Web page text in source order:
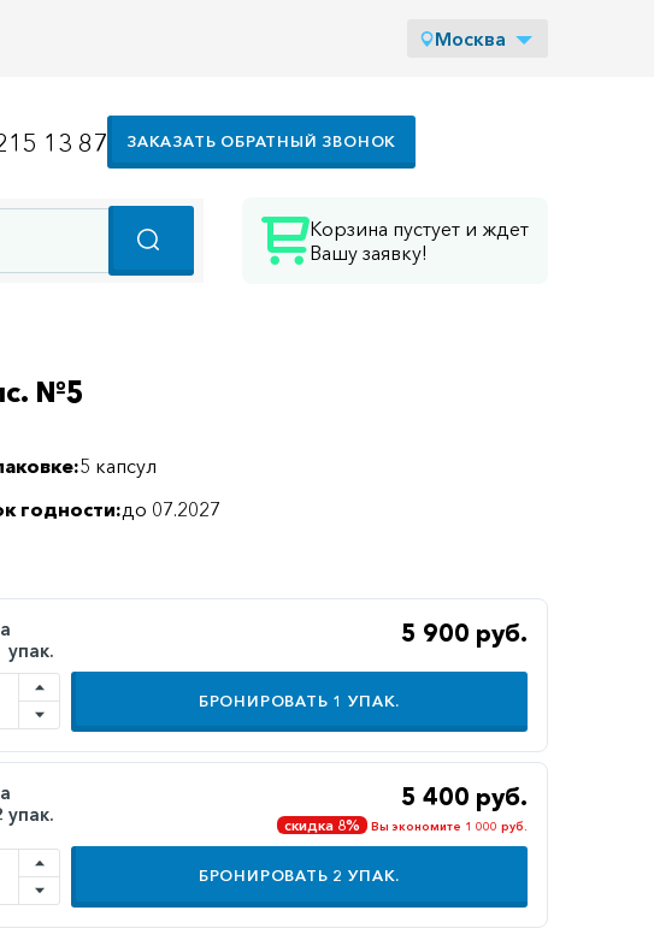
Москва
Корзина пустует и ждет
Вашу заявку!
13 87 ЗАКАЗАТЬ ОБРАТНЫЙ ЗВОНОК
№5
5 капсул
годности:до 07.2027
упак.
5 900 руб.
БРОНИРОВАТЬ 1 УПАК.
упак.
5 400 руб.
скидка 8% Вы экономите 1 000 руб.
БРОНИРОВАТЬ 2 УПАК.